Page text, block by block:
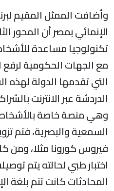
وأضافت الممثل المقيم
الإنمائي بمصر أن المحور
تكنولوجيا مساعدة
مع الجهات الحكومية لرفع
التي تقدمها الدولة لهذه
الدردشة عبر الانترنت
وهي منصة خاصة بالأشخاص
السمعية والبصرية، فتم
فيروس كورونا مثلا، ومن
اختبار طبي لحالته يتم
المحادثات كانت تتم بلغة